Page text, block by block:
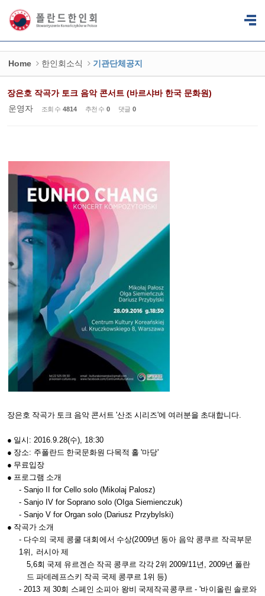
Home 한인회소식 기관단체공지
장은호 작곡가 토크 음악 콘서트 (바르샤바 한국 문화원)
운영자
조회 수 4814 추천 수 0 댓글 0
장은호 작곡가 토크 음악 콘서트 '산조 시리즈'에 여러분을 초대합니다.
● 일시 : 2016.9.28(수), 18:30
● 장소: 주폴란드 한국문화원 다목적 홀 '마당'
● 무료입장
● 프로그램 소개
- Sanjo II for Cello solo (Mikolaj Palosz)
- Sanjo IV for Soprano solo (OIga Siemienczuk)
- Sanjo V for Organ solo (Dariusz Przybylski)
● 작곡가 소개
- 다수의 국제 콩쿨 대회에서 수상(2009년 동아 음악 콩쿠르 작곡부문
1위 , 러시아 제
5,6회 국제 유르겐슨 작곡 콩쿠르 각각2위2009/11년 , 2009년 폴란
드 파데레프스키 작곡 국제 콩쿠르 1위 등)
- 2013 제 30회 스페인 소피아 왕비 국제작곡콩쿠르- '바이올린 솔로와